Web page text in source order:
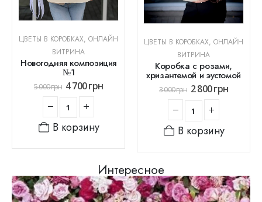
ЦВЕТЫ В КОРОБКАХ, ОНЛАЙН
ВИТРИНА
Новогодняя композиция
№1
5 000грн 4 700грн
В корзину
ЦВЕТЫ В КОРОБКАХ, ОНЛАЙН
ВИТРИНА
Коробка с розами,
хризантемой и эустомой
3 000грн 2 800грн
В корзину
Интересное